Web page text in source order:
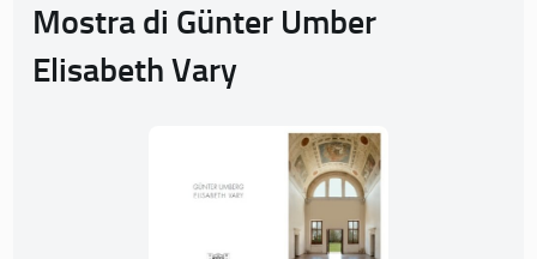
Mostra di Günter Umber
Elisabeth Vary